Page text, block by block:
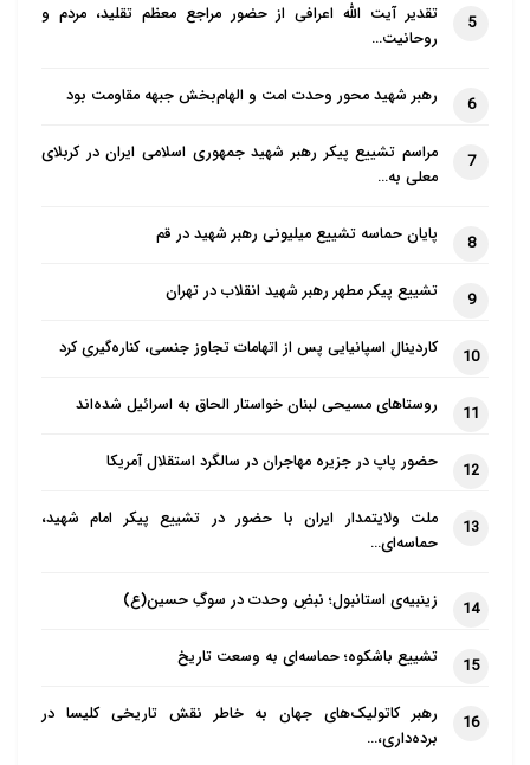
5
تقدیر آیت الله اعرافی از حضور مراجع معظم تقلید، مردم و
روحانیت…
6 رهبر شهید محور وحدت امت و الهام‌بخش جبهه مقاومت بود
7
مراسم تشییع پیکر رهبر شهید جمهوری اسلامی ایران در کربلای
معلی به…
8 پایان حماسه تشییع میلیونی رهبر شهید در قم
9 تشییع پیکر مطهر رهبر شهید انقلاب در تهران
10 کاردینال اسپانیایی پس از اتهامات تجاوز جنسی، کناره‌گیری کرد
11 روستاهای مسیحی لبنان خواستار الحاق به اسرائیل شده‌اند
12 حضور پاپ در جزیره مهاجران در سالگرد استقلال آمریکا
13
ملت ولایتمدار ایران با حضور در تشییع پیکر امام شهید،
حماسه‌ای…
14 زینبیه‌ی استانبول؛ نبضِ وحدت در سوگِ حسین(ع)
15 تشییع باشکوه؛ حماسه‌ای به وسعت تاریخ
16
رهبر کاتولیک‌های جهان به خاطر نقش تاریخی کلیسا در
برده‌داری،…